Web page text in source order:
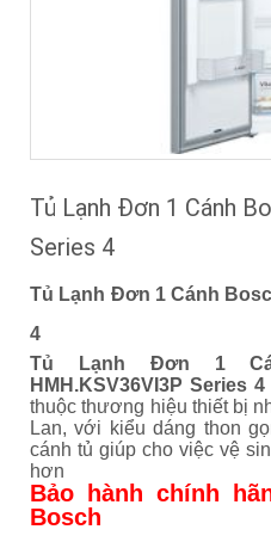
Tủ Lạnh Đơn 1 Cánh
Series 4
Tủ Lạnh Đơn 1 Cánh
4
Tủ Lạnh Đơn 1
HMH.KSV36VI3P Series 4
thuộc thương hiệu thiết bị
Lan, với kiểu dáng thon
cánh tủ giúp cho việc vệ
hơn
Bảo hành chính
Bosch